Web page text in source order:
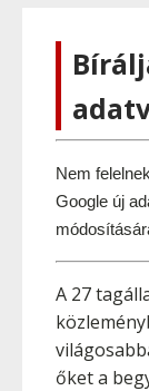
Nem
Google új
A 27
őket a